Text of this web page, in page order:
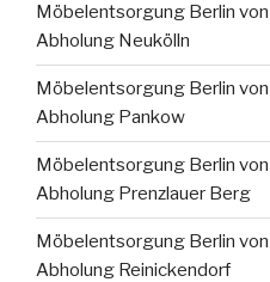
Möbelentsorgung Berlin
Abholung Neukölln
Möbelentsorgung Berlin
Abholung Pankow
Möbelentsorgung Berlin
Abholung Prenzlauer Berg
Möbelentsorgung Berlin
Abholung Reinickendorf